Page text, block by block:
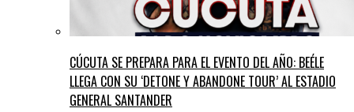
CÚCUTA SE PREPARA PARA EL EVENTO DEL AÑO: BEÉLE
LLEGA CON SU ‘DETONE Y ABANDONE TOUR’ AL ESTADIO
GENERAL SANTANDER